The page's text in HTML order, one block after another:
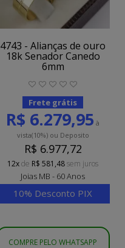
4743 - Alianças de ouro
18k Senador Canedo
6mm
Frete grátis
R$ 6.279,95 à
vista(10%)ou Deposito
R$ 6.977,72
12xde R$ 581,48sem juros
Joias MB - 60 Anos
10% Desconto PIX
COMPRE PELO WHATSAPP